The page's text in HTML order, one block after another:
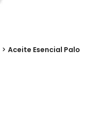
> Aceite Esencial Palo